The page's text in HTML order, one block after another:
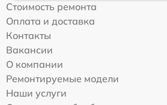
Стоимость ремонта
Оплата и доставка
Контакты
Вакансии
О компании
Ремонтируемые модели
Наши услуги